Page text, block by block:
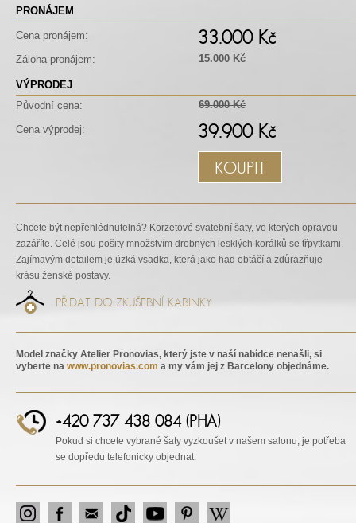
PRONÁJEM
Cena pronájem: 33.000 Kč
Záloha pronájem: 15.000 Kč
VÝPRODEJ
Původní cena:
69.000 Kč
Cena výprodej: 39.900 Kč
KOUPIT
Chcete být nepřehlédnutelná? Korzetové svatební šaty, ve kterých opravdu
zazáříte. Celé jsou pošity množstvím drobných lesklých korálků se třpytkami.
Zajímavým detailem je úzká vsadka, která jako had obtáčí a zdůrazňuje
krásu ženské postavy.
PŘIDAT DO ZKUŠEBNÍ KABINKY
Model značky Atelier Pronovias, který jste v naší nabídce nenašli, si
vyberte na www.pronovias.com a my vám jej z Barcelony objednáme.
+420 737 438 084 (PHA)
Pokud si chcete vybrané šaty vyzkoušet v našem salonu, je potřeba
se dopředu telefonicky objednat.